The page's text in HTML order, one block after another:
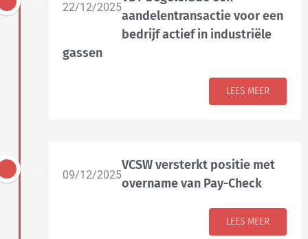
22/12/2025
aandelentransactie voor een
bedrijf actief in industriële
gassen
LEES MEER
09/12/2025
VCSW versterkt positie met
overname van Pay-Check
LEES MEER